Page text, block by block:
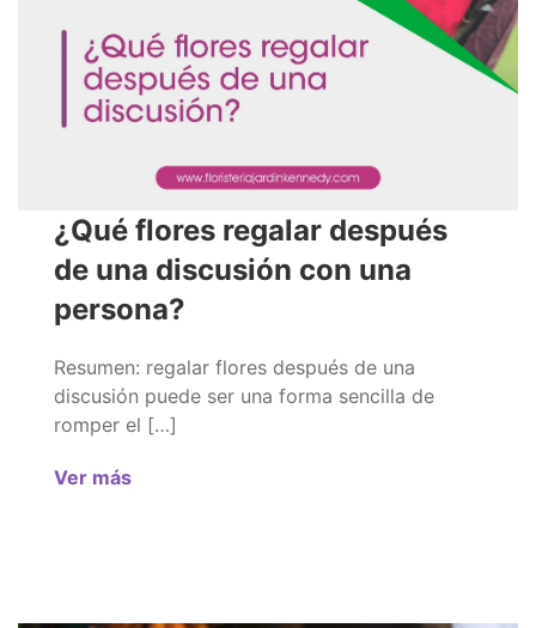
¿Qué flores regalar después
de una discusión con una
persona?
Resumen: regalar flores después de una
discusión puede ser una forma sencilla de
romper el […]
Ver más